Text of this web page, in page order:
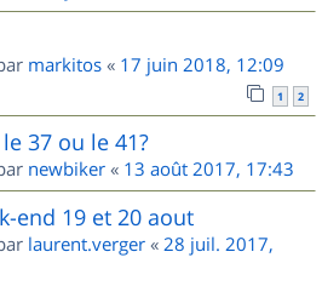
markitos « 17 juin 2018, 12:09
1 2
37 ou le 41?
newbiker « 13 août 2017, 17:43
end 19 et 20 aout
laurent.verger « 28 juil. 2017,